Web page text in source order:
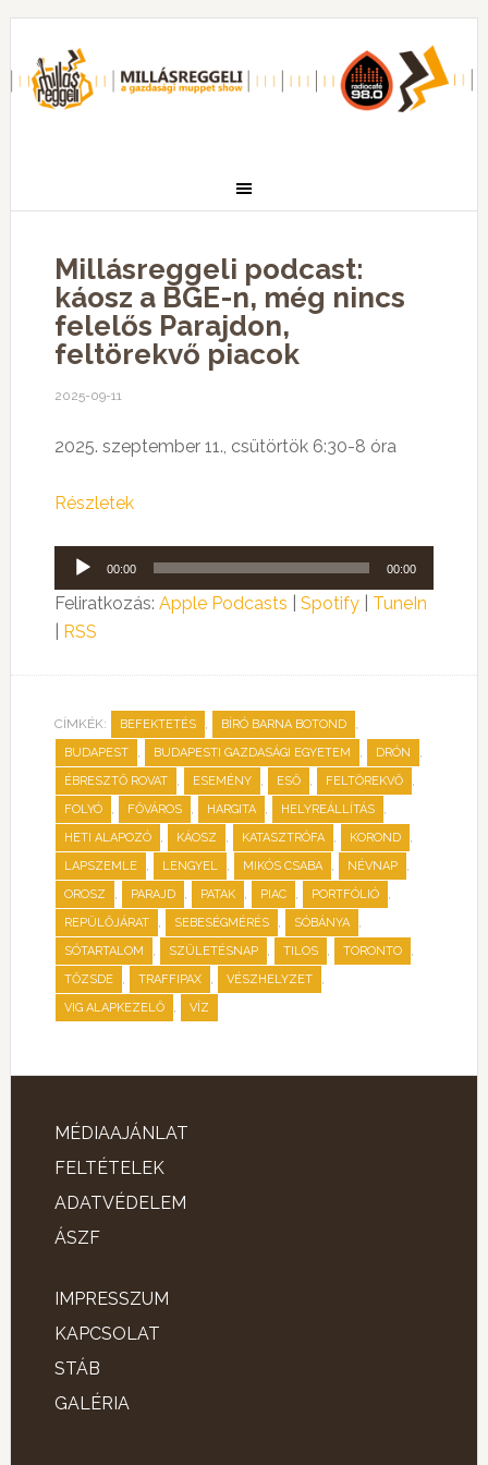
Millásreggeli podcast:
káosz a BGE-n, még nincs
felelős Parajdon,
feltörekvő piacok
2025-09-11
2025. szeptember 11., csütörtök 6:30-8 óra
Részletek
Audió
lejátszó
00:00 00:00
Feliratkozás: Apple Podcasts Spotify| TuneIn
RSS
CÍMKÉK: BEFEKTETÉS , BÍRÓ BARNA BOTOND ,
BUDAPEST , BUDAPESTI GAZDASÁGI EGYETEM , DRÓN ,
ÉBRESZTŐ ROVAT , ESEMÉNY , ESŐ , FELTÖREKVŐ ,
FOLYÓ , FŐVÁROS , HARGITA , HELYREÁLLÍTÁS ,
HETI ALAPOZÓ , KÁOSZ , KATASZTRÓFA , KOROND ,
LAPSZEMLE , LENGYEL , MIKÓS CSABA , NÉVNAP ,
OROSZ , PARAJD , PATAK , PIAC , PORTFÓLIÓ ,
REPÜLŐJÁRAT , SEBESÉGMÉRÉS , SÓBÁNYA ,
SÓTARTALOM , SZÜLETÉSNAP , TILOS , TORONTO ,
TŐZSDE , TRAFFIPAX , VÉSZHELYZET ,
VIG ALAPKEZELŐ , VÍZ
MÉDIAAJÁNLAT
FELTÉTELEK
ADATVÉDELEM
ÁSZF
IMPRESSZUM
KAPCSOLAT
STÁB
GALÉRIA